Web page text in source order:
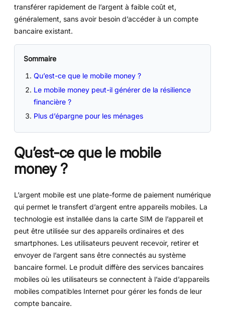
transférer rapidement de l’argent à faible coût et,
généralement, sans avoir besoin d’accéder à un compte
bancaire existant.
Sommaire
Qu’est-ce que le mobile money ?
Le mobile money peut-il générer de la résilience
financière ?
Plus d’épargne pour les ménages
Qu’est-ce que le mobile
money ?
L’argent mobile est une plate-forme de paiement numérique
qui permet le transfert d’argent entre appareils mobiles. La
technologie est installée dans la carte SIM de l’appareil et
peut être utilisée sur des appareils ordinaires et des
smartphones. Les utilisateurs peuvent recevoir, retirer et
envoyer de l’argent sans être connectés au système
bancaire formel. Le produit diffère des services bancaires
mobiles où les utilisateurs se connectent à l’aide d’appareils
mobiles compatibles Internet pour gérer les fonds de leur
compte bancaire.